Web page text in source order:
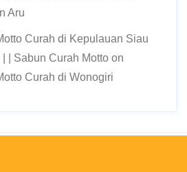
Aru
Curah di Kepulauan Siau
| Sabun Curah Motto on
Curah di Wonogiri